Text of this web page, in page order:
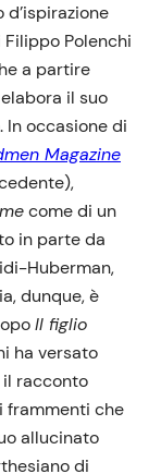
d’ispirazione
Filippo Polenchi
a partire
il suo
occasione di
Magazine
come di un
in parte da
Huberman,
dunque, è
Il figlio
ha versato
il racconto
frammenti che
allucinato
di